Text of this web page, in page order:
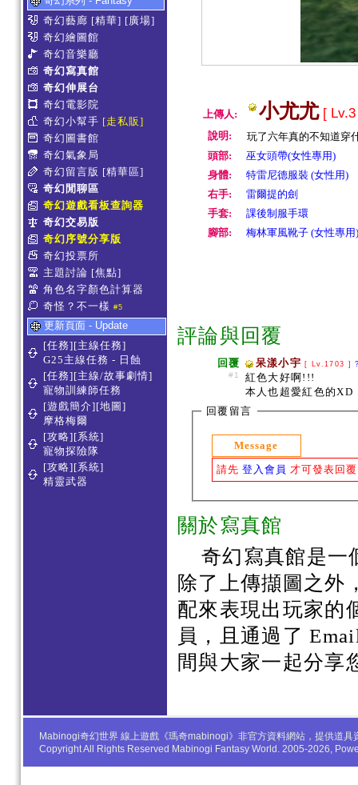
奇幻藝廊 [精華] [廣場]
奇幻繪圖館
奇幻音樂廳
奇幻寫真館
奇幻伸展台
奇幻電影院
奇幻小幫手 [走私販]
奇幻圖書館
奇幻氣象局
奇幻留言版 [精華區]
奇幻閒聊區
奇幻遊戲看板查詢器
奇幻交易版
奇幻序號分享版
奇幻投票所
主題討論 [焦點]
角色名字顏色計算器
奇怪？不一樣 #5
更新頁面 - Update
[任務][主線任務]
G25主線任務 - 日蝕
[任務][主線/故事劇情]
寵物訓練師任務
[遊戲簡介][地圖]
摩格梅爾
[攻略][系統]
寵物探險隊
[攻略][系統]
精靈武器
上傳人: 小尤尤[
說明:
玩了六年真的不知道穿
頭部:
巫女頭帶(女性專用)
身體:
特雷尼德服裝 (女性用)
右手:
雷爾提的劍
手套:
課後制服手環
腳部:
梅林軍風靴子 (女性專用)
評論與回覆
回覆
#1
呆漾小宇 [ Lv.1703 ]
紅色大好啊!!!
本人也超愛紅色的XD
回覆留言
Message
請先 登入會員 才可發表回
關於寫真館
奇幻寫真館是一
除了上傳擷圖之外
配來表現出玩家的
員，且通過了
間與大家一起分享
Mabinogi奇幻世界 線上遊戲《瑪奇mabinogi》非官方資料網站，提供道
Copyright All Rights Reserved Mabinogi Fantasy World. 2005-2026,